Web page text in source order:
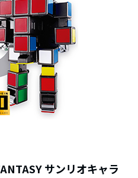
サンリオキャラ